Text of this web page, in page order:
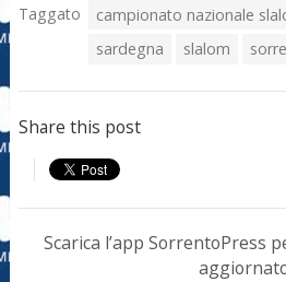
Taggato campionato nazionale
sardegna
slalom
Share this post
Scarica l’app SorrentoPress